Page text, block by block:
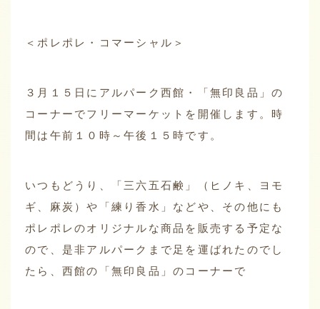
＜ポレポレ・コマーシャル＞
３月１５日にアルパーク西館・「無印良品」の
コーナーでフリーマーケットを開催します。時
間は午前１０時～午後１５時です。
いつもどうり、「三六五石鹸」（ヒノキ、ヨモ
ギ、麻炭）や「練り香水」などや、その他にも
ポレポレのオリジナルな商品を販売する予定な
ので、是非アルパークまで足を運ばれたのでし
たら、西館の「無印良品」のコーナーで